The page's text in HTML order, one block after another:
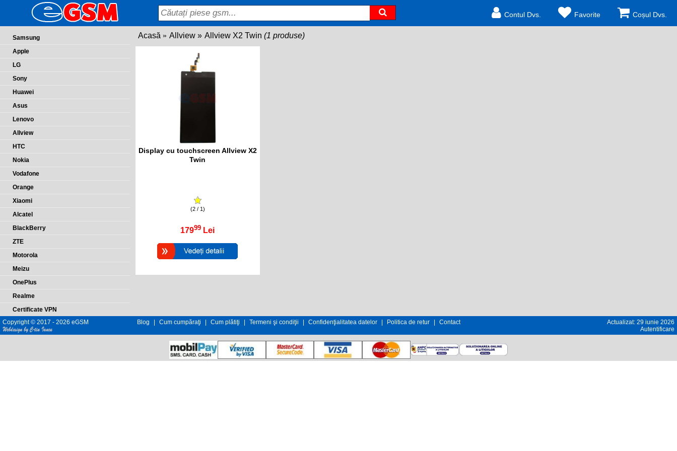
Contul Dvs. Favorite Coșul Dvs.
Samsung
Apple
LG
Sony
Huawei
Asus
Lenovo
Allview
HTC
Nokia
Vodafone
Orange
Xiaomi
Alcatel
BlackBerry
ZTE
Motorola
Meizu
OnePlus
Realme
Certificate VPN
Acasă Allview Allview X2 Twin (1 produse)
Display cu touchscreen Allview X2
Twin
(2 / 1)
17999 Lei
Copyright © 2017 - 2026 eGSM Blog Cum cumpăraţi Cum plătiţi Termeni şi condiţii Confidenţialitatea datelor Politica de retur Contact
Actualizat: 29 iunie 2026
Autentificare